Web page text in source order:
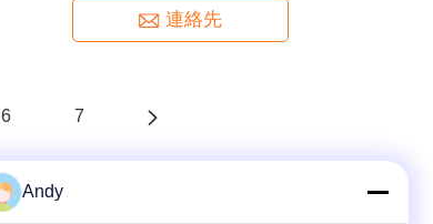
連絡先
6 7
Andy